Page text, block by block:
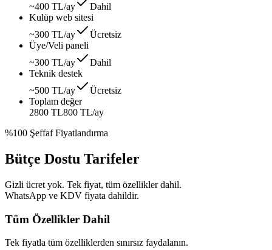
~400 TL/ay
Dahil
Kulüp web sitesi
~300 TL/ay
Ücretsiz
Üye/Veli paneli
~300 TL/ay
Dahil
Teknik destek
~500 TL/ay
Ücretsiz
Toplam değer
2800 TL800 TL/ay
%100 Şeffaf Fiyatlandırma
Bütçe Dostu Tarifeler
Gizli ücret yok. Tek fiyat, tüm özellikler dahil.
WhatsApp ve KDV fiyata dahildir.
Tüm Özellikler Dahil
Tek fiyatla tüm özelliklerden sınırsız faydalanın.